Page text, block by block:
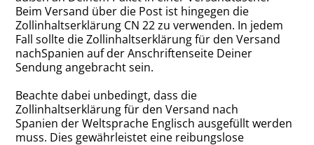
Beim Versand über die Post ist hingegen die
Zollinhaltserklärung CN 22 zu verwenden. In jedem
Fall sollte die Zollinhaltserklärung für den Versand
nachSpanien auf der Anschriftenseite Deiner
Sendung angebracht sein.
Beachte dabei unbedingt, dass die
Zollinhaltserklärung für den Versand nach
Spanien der Weltsprache Englisch ausgefüllt werden
muss. Dies gewährleistet eine reibungslose